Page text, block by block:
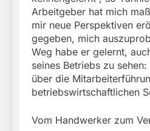
Arbeitgeber hat mich
mir neue Perspektiven
gegeben, mich
Weg habe er gelernt,
seines Betriebs zu
über die
betriebswirtschaftlichen
Vom Handwerker zum